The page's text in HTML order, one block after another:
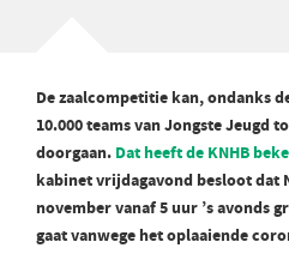
De zaalcompetitie kan, ondanks
10.000 teams van Jongste Jeugd
doorgaan. Dat heeft de KNHB
kabinet vrijdagavond besloot dat
november vanaf 5 uur ’s avonds
gaat vanwege het oplaaiende